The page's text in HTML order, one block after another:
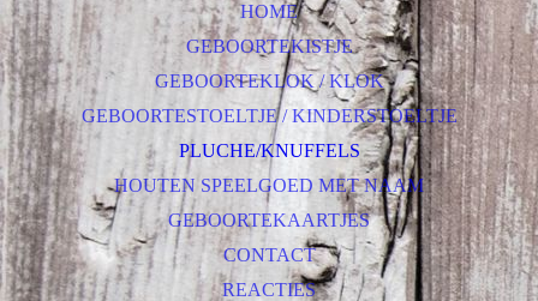
HOME
GEBOORTEKISTJE
GEBOORTEKLOK / KLOK
GEBOORTESTOELTJE / KINDERSTOELTJE
PLUCHE/KNUFFELS
HOUTEN SPEELGOED MET NAAM
GEBOORTEKAARTJES
CONTACT
REACTIES